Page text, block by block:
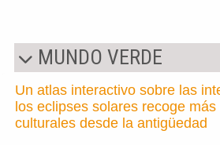
MUNDO VERDE
Un atlas interactivo sobre las
los eclipses solares recoge
culturales desde la antigüedad